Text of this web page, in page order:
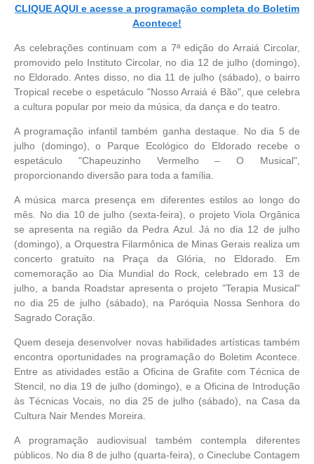
CLIQUE AQUI e acesse a programação completa do Boletim
Acontece!
As celebrações continuam com a 7ª edição do Arraiá Circolar,
promovido pelo Instituto Circolar, no dia 12 de julho (domingo),
no Eldorado. Antes disso, no dia 11 de julho (sábado), o bairro
Tropical recebe o espetáculo "Nosso Arraiá é Bão", que celebra
a cultura popular por meio da música, da dança e do teatro.
A programação infantil também ganha destaque. No dia 5 de
julho (domingo), o Parque Ecológico do Eldorado recebe o
espetáculo "Chapeuzinho Vermelho – O Musical",
proporcionando diversão para toda a família.
A música marca presença em diferentes estilos ao longo do
mês. No dia 10 de julho (sexta-feira), o projeto Viola Orgânica
se apresenta na região da Pedra Azul. Já no dia 12 de julho
(domingo), a Orquestra Filarmônica de Minas Gerais realiza um
concerto gratuito na Praça da Glória, no Eldorado. Em
comemoração ao Dia Mundial do Rock, celebrado em 13 de
julho, a banda Roadstar apresenta o projeto "Terapia Musical"
no dia 25 de julho (sábado), na Paróquia Nossa Senhora do
Sagrado Coração.
Quem deseja desenvolver novas habilidades artísticas também
encontra oportunidades na programação do Boletim Acontece.
Entre as atividades estão a Oficina de Grafite com Técnica de
Stencil, no dia 19 de julho (domingo), e a Oficina de Introdução
às Técnicas Vocais, no dia 25 de julho (sábado), na Casa da
Cultura Nair Mendes Moreira.
A programação audiovisual também contempla diferentes
públicos. No dia 8 de julho (quarta-feira), o Cineclube Contagem